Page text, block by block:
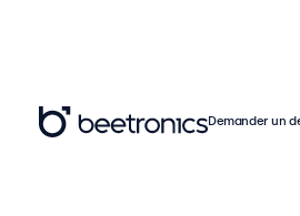
Demander un